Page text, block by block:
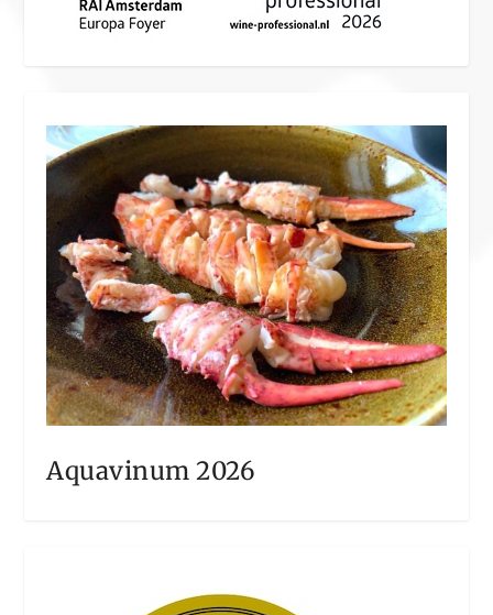
Aquavinum 2026